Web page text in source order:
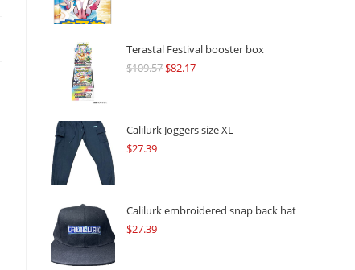
Terastal Festival booster box
$109.57Original
$109.57.
$82.17Current
$82.17.
Calilurk Joggers size XL
$27.39
Calilurk embroidered snap back hat
$27.39